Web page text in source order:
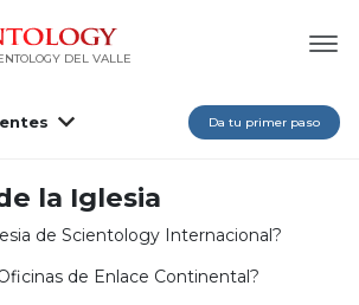
DEL VALLE
Da tu primer paso
la Iglesia
de Scientology Internacional?
de Enlace Continental?